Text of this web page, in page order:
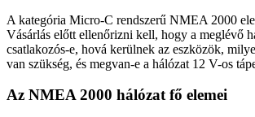
A kategória Micro-C rendszerű NMEA 2000
Vásárlás előtt ellenőrizni kell, hogy a meglévő
csatlakozós-e, hová kerülnek az eszközök,
van szükség, és megvan-e a hálózat 12 V-os
Az NMEA 2000 hálózat fő elemei